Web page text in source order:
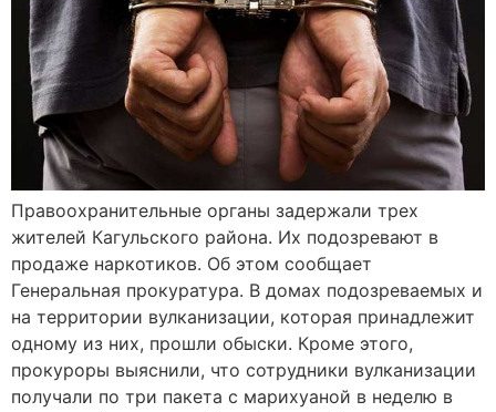
Правоохранительные органы задержали трех
жителей Кагульского района. Их подозревают в
продаже наркотиков. Об этом сообщает
Генеральная прокуратура. В домах подозреваемых и
на территории вулканизации, которая принадлежит
одному из них, прошли обыски. Кроме этого,
прокуроры выяснили, что сотрудники вулканизации
получали по три пакета с марихуаной в неделю в